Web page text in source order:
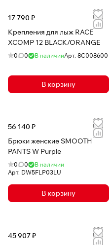
17 790 ₽
Крепления для лыж RACE
XCOMP 12 BLACK/ORANGE
0 0 В наличииАрт. 8C008600
В корзину
56 140 ₽
Брюки женские SMOOTH
PANTS W Purple
0 0
В наличии
Арт. DW5FLP03LU
В корзину
45 907 ₽